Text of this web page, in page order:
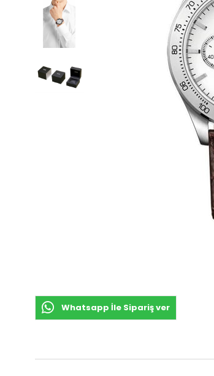
Whatsapp İle Sipariş ver